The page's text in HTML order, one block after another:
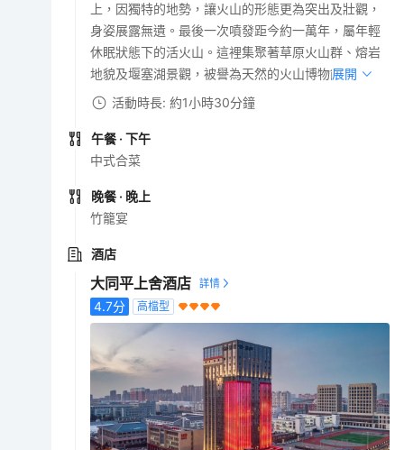
上，因獨特的地勢，讓火山的形態更為突出及壯觀，
身姿展露無遺。最後一次噴發距今約一萬年，屬年輕
休眠狀態下的活火山。這裡集聚著草原火山群、熔岩
地貌及堰塞湖景觀，被譽為天然的火山博物館。
展開
活動時長: 約1小時30分鐘
午餐 · 下午
中式合菜
晚餐 · 晚上
竹籠宴
酒店
大同平上舍酒店
4.7分 高檔型